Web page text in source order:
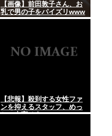
【画像】前田敦子さん、お
乳で男の子をパイズリwww
【悲報】殺到する女性ファ
ンを抑えるスタッフ、めっ
ちゃ大変そうwww